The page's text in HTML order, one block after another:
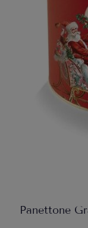
Panettone